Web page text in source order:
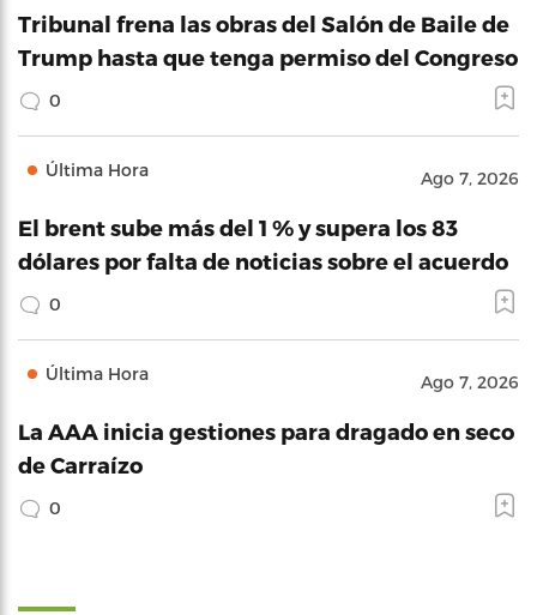
Tribunal frena las obras del Salón de Baile de
Trump hasta que tenga permiso del Congreso
0
Última Hora Ago 7, 2026
El brent sube más del 1 % y supera los 83
dólares por falta de noticias sobre el acuerdo
0
Última Hora Ago 7, 2026
La AAA inicia gestiones para dragado en seco
de Carraízo
0